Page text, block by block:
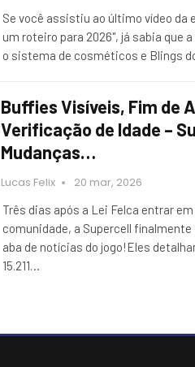
Se você assistiu ao último vídeo da
um roteiro para 2026", já sabia que
o sistema de cosméticos e Blings
Buffies Visíveis, Fim de
Verificação de Idade –
Mudanças…
Lucas Felix 20 mar, 2026
Três dias após a Lei Felca entrar
comunidade, a Supercell
aba de notícias do jogo!Eles
15.211…